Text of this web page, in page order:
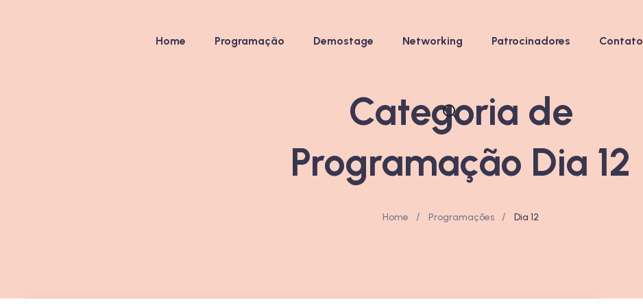
Home Programação Demostage Networking Patrocinadores Contato
Categoria de
Programação Dia 12
Home / Programações / Dia 12